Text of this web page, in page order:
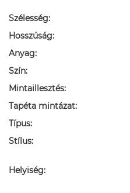
Szélesség:
Hosszúság:
Anyag:
Szín:
Mintaillesztés:
Tapéta mintázat:
Típus:
Stílus:
Helyiség: